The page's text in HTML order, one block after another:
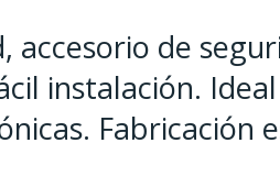
accesorio de
instalación.
Fabricación